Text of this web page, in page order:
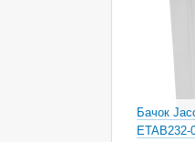
Бачок
ETAB232-